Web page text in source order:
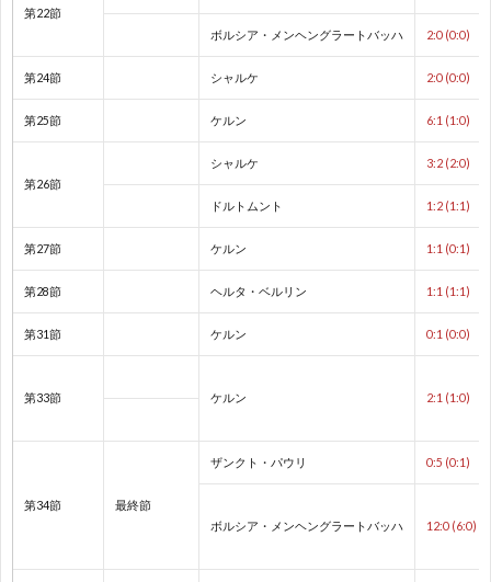
欧
州
手
権
第22節
ボルシア・メンヘングラートバッハ 2:0 (0:0)
第24節 シャルケ 2:0 (0:0)
第25節 ケルン 6:1 (1:0)
第26節
シャルケ 3:2 (2:0)
ドルトムント 1:2 (1:1)
第27節 ケルン 1:1 (0:1)
第28節 ヘルタ・ベルリン 1:1 (1:1)
第31節 ケルン 0:1 (0:0)
第33節 ケルン 2:1 (1:0)
第34節 最終節
ザンクト・パウリ 0:5 (0:1)
ボルシア・メンヘングラートバッハ 12:0 (6:0)